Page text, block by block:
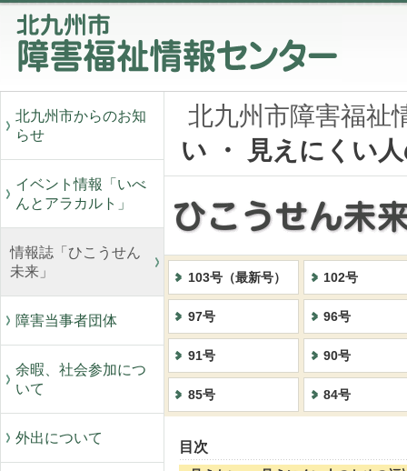
北九州市からのお知
らせ
イベント情報「いべ
んとアラカルト」
情報誌「ひこうせん
未来」
障害当事者団体
余暇、社会参加につ
いて
外出について
北九州市障害福祉
い ・ 見えにくい
103号（最新号） 102号
97号 96号
91号 90号
85号 84号
目次